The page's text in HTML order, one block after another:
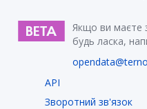
Якщо ви маєте
будь ласка,
API
Зворотний зв'язок